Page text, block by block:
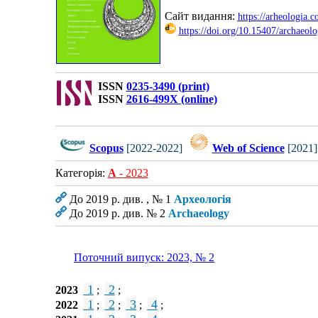
Сайт видання: https://
https://doi.org/10.15407/
ISSN 0235-3490 (print)
ISSN 2616-499X (online)
Scopus [2022-2022] Web of Science [2021]
Категорія: А - 2023
До 2019 р. див. , № 1 Археологія
До 2019 р. див. № 2 Archaeology
Поточний випуск: 2023, № 2
2023 1 ; 2 ;
2022
1 ; 2 ; 3; 4;